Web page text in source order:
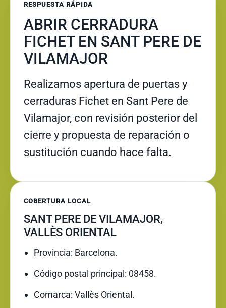
RESPUESTA RÁPIDA
ABRIR CERRADURA
FICHET EN SANT PERE DE
VILAMAJOR
Realizamos apertura de puertas y
cerraduras Fichet en Sant Pere de
Vilamajor, con revisión posterior del
cierre y propuesta de reparación o
sustitución cuando hace falta.
COBERTURA LOCAL
SANT PERE DE VILAMAJOR,
VALLÈS ORIENTAL
Provincia: Barcelona.
Código postal principal: 08458.
Comarca: Vallès Oriental.